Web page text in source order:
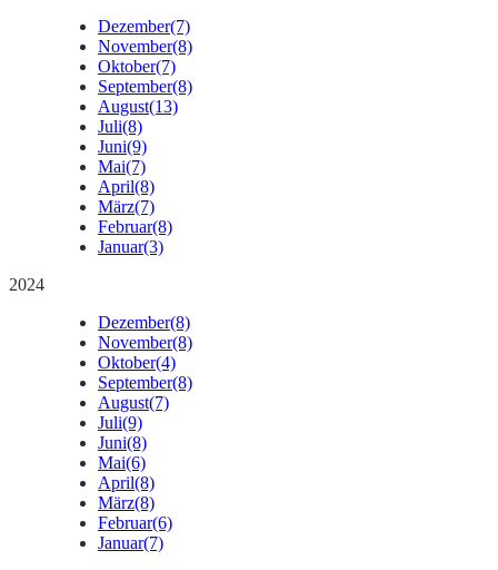
Dezember(7)
November(8)
Oktober(7)
September(8)
August(13)
Juli(8)
Juni(9)
Mai(7)
April(8)
März(7)
Februar(8)
Januar(3)
2024
Dezember(8)
November(8)
Oktober(4)
September(8)
August(7)
Juli(9)
Juni(8)
Mai(6)
April(8)
März(8)
Februar(6)
Januar(7)